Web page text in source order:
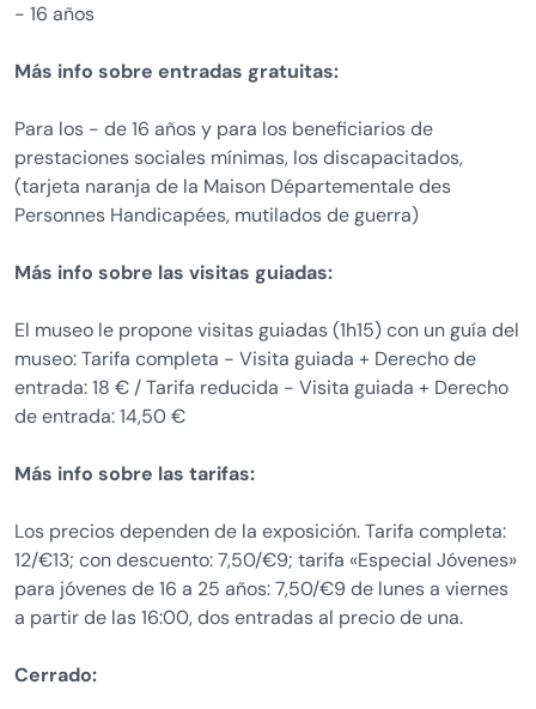
- 16 años
Más info sobre entradas gratuitas:
Para los - de 16 años y para los beneficiarios de
prestaciones sociales mínimas, los discapacitados,
(tarjeta naranja de la Maison Départementale des
Personnes Handicapées, mutilados de guerra)
Más info sobre las visitas guiadas:
El museo le propone visitas guiadas (1h15) con un guía del
museo: Tarifa completa - Visita guiada + Derecho de
entrada: 18 € / Tarifa reducida - Visita guiada + Derecho
de entrada: 14,50 €
Más info sobre las tarifas:
Los precios dependen de la exposición. Tarifa completa:
12/€13; con descuento: 7,50/€9; tarifa «Especial Jóvenes»
para jóvenes de 16 a 25 años: 7,50/€9 de lunes a viernes
a partir de las 16:00, dos entradas al precio de una.
Cerrado: